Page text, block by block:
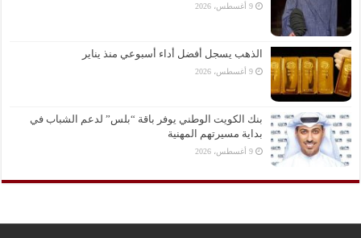
9 أغسطس، 2026
الذهب يسجل أفضل أداء أسبوعي منذ يناير
9 أغسطس، 2026
بنك الكويت الوطني يوفر باقة “بلس” لدعم الشباب في
بداية مسيرتهم المهنية
9 أغسطس، 2026